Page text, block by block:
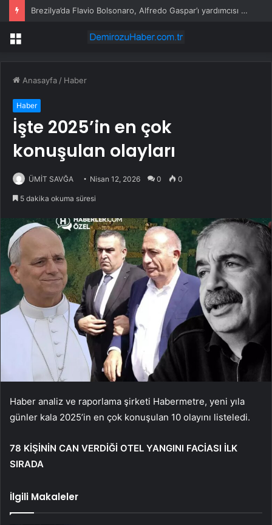
Narlıdere Zabıtasında Yaka Kamerası Dönemi
Menü
Anasayfa / Haber
Haber
İşte 2025’in en çok
konuşulan olayları
ÜMİT SAVĞA Nisan 12, 2026 0 0
5 dakika okuma süresi
Haber analiz ve raporlama şirketi Habermetre, yeni yıla
günler kala 2025’in en çok konuşulan 10 olayını listeledi.
78 KİŞİNİN CAN VERDİĞİ OTEL YANGINI FACİASI İLK
SIRADA
İlgili Makaleler